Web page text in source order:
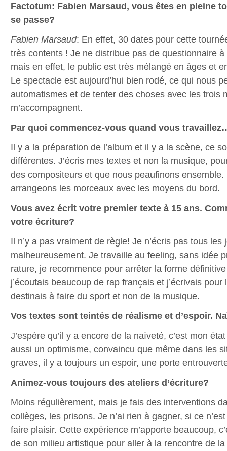
Factotum: Fabien Marsaud, vous êtes en pleine
se passe?
Fabien Marsaud: En effet, 30 dates pour cette
très contents ! Je ne distribue pas de questionnaire
mais en effet, le public est très mélangé en âges et
Le spectacle est aujourd’hui bien rodé, ce qui nous
automatismes et de tenter des choses avec les trois
m’accompagnent.
Par quoi commencez-vous quand vous
Il y a la préparation de l’album et il y a la scène, ce
différentes. J’écris mes textes et non la musique,
des compositeurs et que nous peaufinons
arrangeons les morceaux avec les moyens du bord.
Vous avez écrit votre premier texte à 15 ans.
votre écriture?
Il n’y a pas vraiment de règle! Je n’écris pas tous les
malheureusement. Je travaille au feeling, sans idée
rature, je recommence pour arrêter la forme
j’écoutais beaucoup de rap français et j’écrivais pour
destinais à faire du sport et non de la musique.
Vos textes sont teintés de réalisme et d’espoir.
J’espère qu’il y a encore de la naïveté, c’est mon
aussi un optimisme, convaincu que même dans les
graves, il y a toujours un espoir, une porte
Animez-vous toujours des ateliers d’écriture?
Moins régulièrement, mais je fais des interventions
collèges, les prisons. Je n’ai rien à gagner, si ce
faire plaisir. Cette expérience m’apporte beaucoup,
de son milieu artistique pour aller à la rencontre de